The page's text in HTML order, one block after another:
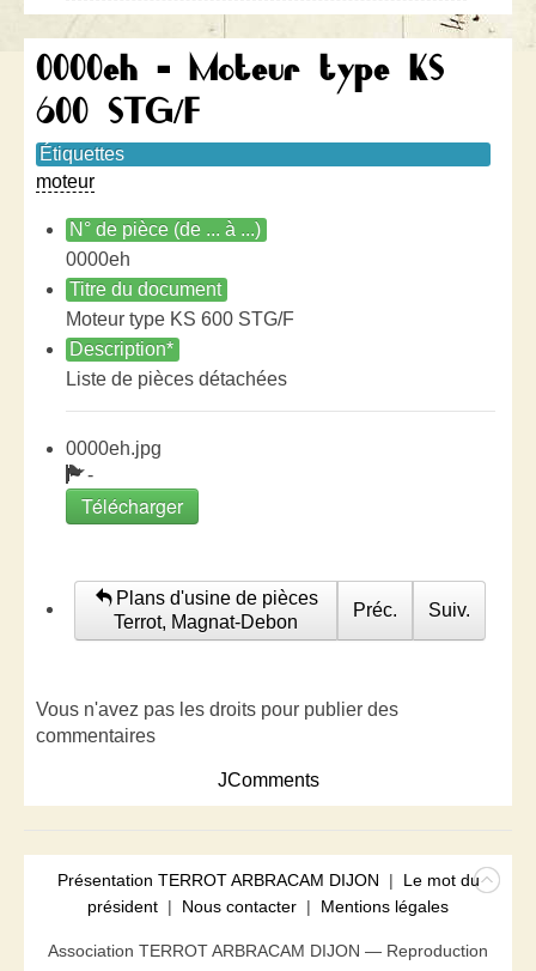
0000eh - Moteur type KS
600 STG/F
Étiquettes
moteur
N° de pièce (de ... à ...)
0000eh
Titre du document
Moteur type KS 600 STG/F
Description*
Liste de pièces détachées
0000eh.jpg
-
Télécharger
Plans d'usine de pièces
Terrot, Magnat-Debon
Préc. Suiv.
Vous n'avez pas les droits pour publier des
commentaires
JComments
Présentation TERROT ARBRACAM DIJON | Le mot du
président | Nous contacter | Mentions légales
Association TERROT ARBRACAM DIJON — Reproduction